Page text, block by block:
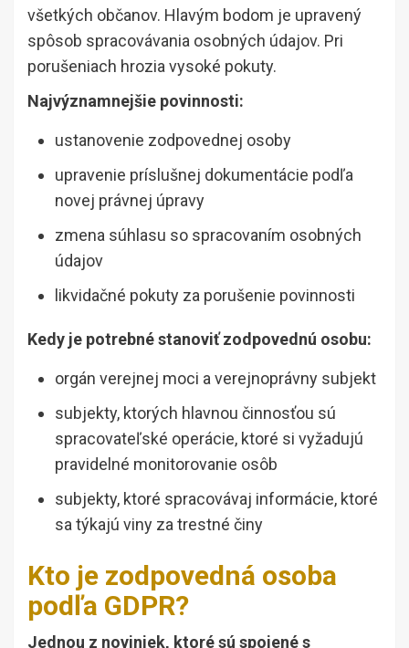
všetkých občanov. Hlavým bodom je upravený
spôsob spracovávania osobných údajov. Pri
porušeniach hrozia vysoké pokuty.
Najvýznamnejšie povinnosti:
ustanovenie zodpovednej osoby
upravenie príslušnej dokumentácie podľa
novej právnej úpravy
zmena súhlasu so spracovaním osobných
údajov
likvidačné pokuty za porušenie povinnosti
Kedy je potrebné stanoviť zodpovednú osobu:
orgán verejnej moci a verejnoprávny subjekt
subjekty, ktorých hlavnou činnosťou sú
spracovateľské operácie, ktoré si vyžadujú
pravidelné monitorovanie osôb
subjekty, ktoré spracovávaj informácie, ktoré
sa týkajú viny za trestné činy
Kto je zodpovedná osoba
podľa GDPR?
Jednou z noviniek, ktoré sú spojené s